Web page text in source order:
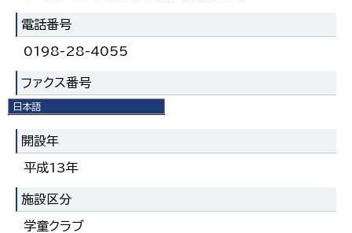
日本語
English
한국어
简体中文
電話番号
0198-28-4055
ファクス番号
0198-28-4055
開設年
平成13年
施設区分
学童クラブ